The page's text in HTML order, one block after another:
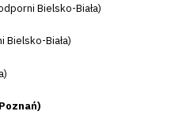
Bielsko-Biała)
Bielsko-Biała)